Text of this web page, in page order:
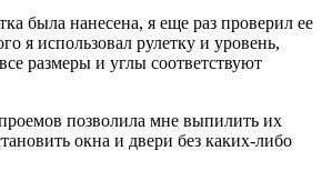
была нанесена, я еще раз проверил ее
я использовал рулетку и уровень,
размеры и углы соответствуют
позволила мне выпилить их
окна и двери без каких-либо